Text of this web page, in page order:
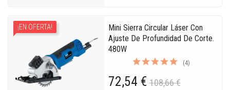
Mini Sierra Circular Láser Con
Ajuste De Profundidad De Corte.
480W
(4)
72,54 € 108,66 €
¡EN OFERTA!